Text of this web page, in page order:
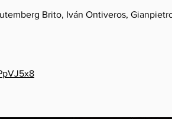
Brito, Iván Ontiveros,